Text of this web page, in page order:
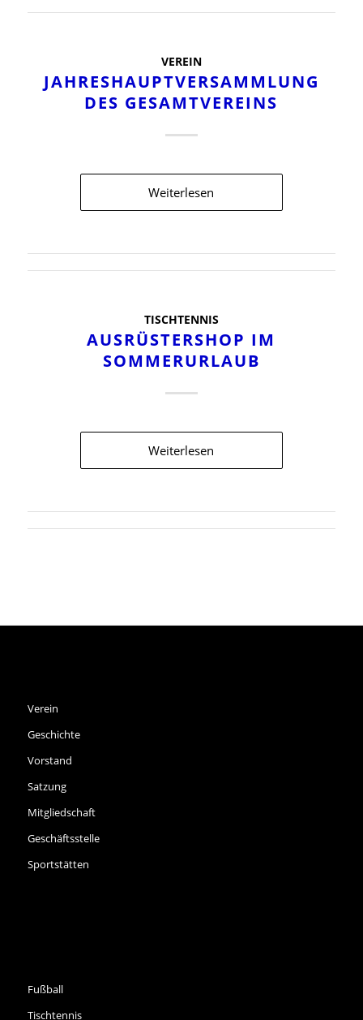
VEREIN
JAHRESHAUPTVERSAMMLUNG
DES GESAMTVEREINS
Weiterlesen
TISCHTENNIS
AUSRÜSTERSHOP IM
SOMMERURLAUB
Weiterlesen
Verein
Geschichte
Vorstand
Satzung
Mitgliedschaft
Geschäftsstelle
Sportstätten
Fußball
Tischtennis